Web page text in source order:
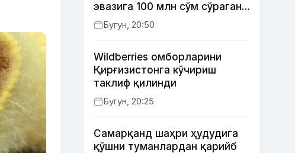
эвазига 100 млн сўм сўраган
шахс ушланди
Бугун, 20:50
Wildberries омборларини
Қирғизистонга кўчириш
таклиф қилинди
Бугун, 20:25
Самарқанд шаҳри ҳудудига
қўшни туманлардан қарийб